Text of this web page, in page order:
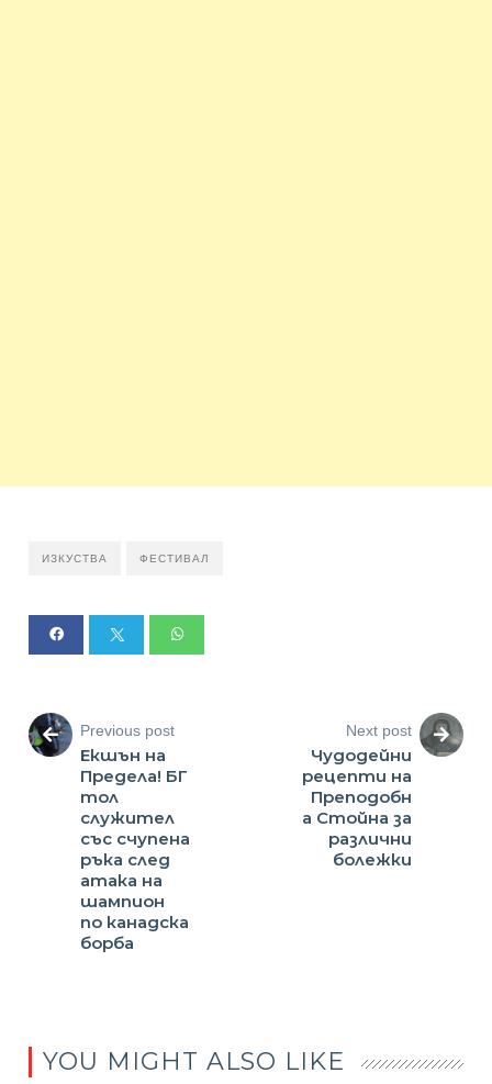
ИЗКУСТВА ФЕСТИВАЛ
Previous post
Екшън на
Предела! БГ
тол
служител
със счупена
ръка след
атака на
шампион
по канадска
борба
Next post
Чудодейни
рецепти на
Преподобн
а Стойна за
различни
болежки
YOU MIGHT ALSO LIKE